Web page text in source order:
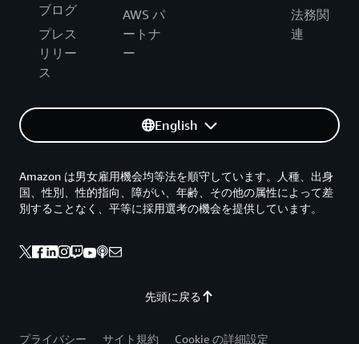
ブログ
プレス
リリー
ス
AWS パ
ートナ
ー
法務関
連
English
先頭に戻る
Amazon は男女雇用機会均等法を順守しています。人種、出身
国、性別、性的指向、障がい、年齢、その他の属性によって差
別することなく、平等に採用選考の機会を提供しています。
プライバシー サイト規約 Cookie の詳細設定